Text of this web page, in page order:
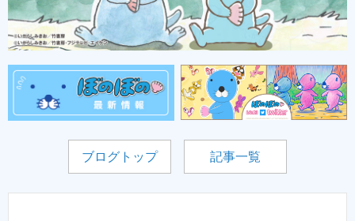
ブログトップ 記事一覧